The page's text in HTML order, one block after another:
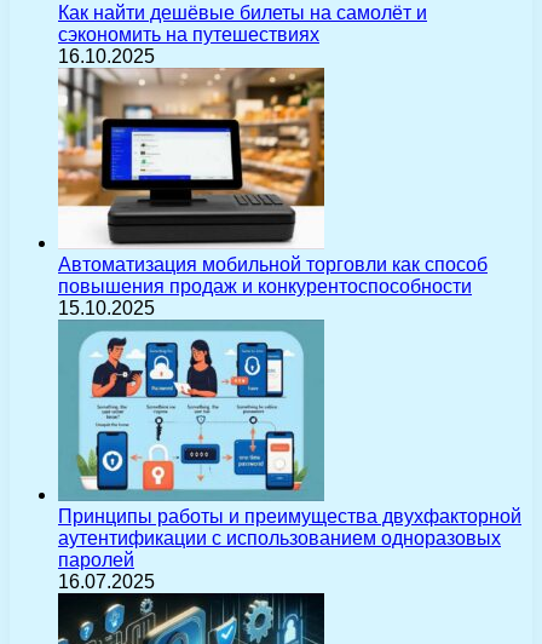
Как найти дешёвые билеты на самолёт и
сэкономить на путешествиях
16.10.2025
Автоматизация мобильной торговли как способ
повышения продаж и конкурентоспособности
15.10.2025
Принципы работы и преимущества двухфакторной
аутентификации с использованием одноразовых
паролей
16.07.2025